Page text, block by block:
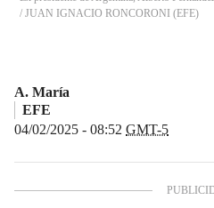
/ JUAN IGNACIO RONCORONI (EFE)
A. María
EFE
04/02/2025 - 08:52 GMT-5